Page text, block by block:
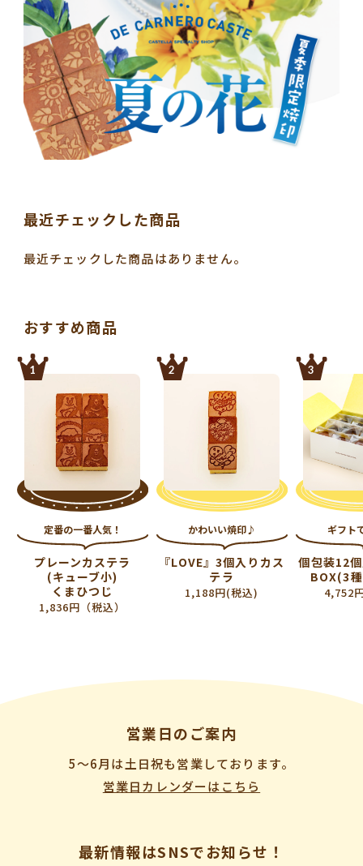
最近チェックした商品
最近チェックした商品はありません。
おすすめ商品
1
定番の一番人気！
プレーンカステラ
(キューブ小)
くまひつじ
1,836円（税込）
2
かわいい焼印♪
『LOVE』3個入りカス
テラ
1,188円(税込)
3
ギフト
個包装12
BOX(3
4,752
営業日のご案内
5〜6月は土日祝も営業しております。
営業日カレンダーはこちら
最新情報はSNSでお知らせ！